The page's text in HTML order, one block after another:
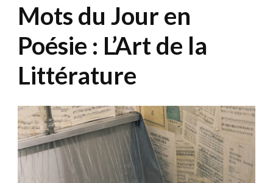
Mots du Jour en
Poésie : L’Art de la
Littérature